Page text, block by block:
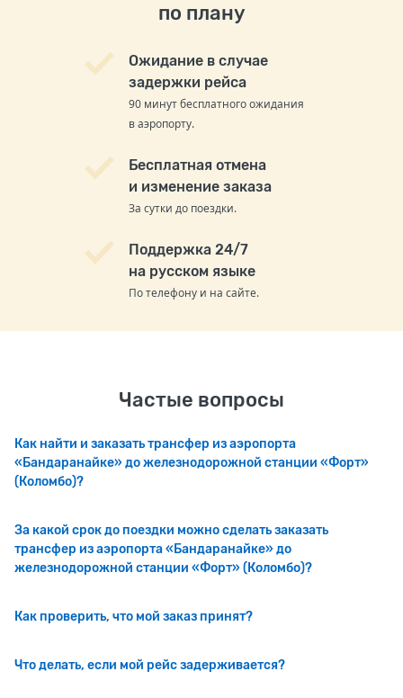
по плану
Ожидание в случае
задержки рейса
90 минут бесплатного ожидания
в аэропорту.
Бесплатная отмена
и изменение заказа
За сутки до поездки.
Поддержка 24/7
на русском языке
По телефону и на сайте.
Частые вопросы
Как найти и заказать трансфер из аэропорта
«Бандаранайке» до железнодорожной станции «Форт»
(Коломбо)?
За какой срок до поездки можно сделать заказать
трансфер из аэропорта «Бандаранайке» до
железнодорожной станции «Форт» (Коломбо)?
Как проверить, что мой заказ принят?
Что делать, если мой рейс задерживается?